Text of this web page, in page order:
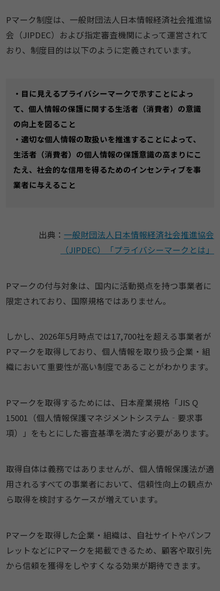
Pマーク制度は、一般財団法人日本情報経済社会推進協
会（JIPDEC）および指定審査機関によって運営されて
おり、制度目的は以下のように定義されています。
・目に見えるプライバシーマークで示すことによっ
て、個人情報の保護に関する生活者（消費者）の意識
の向上を図ること
・適切な個人情報の取扱いを推進することによって、
生活者（消費者）の個人情報の保護意識の高まりにこ
たえ、社会的な信用を得るためのインセンティブを事
業者に与えること
出典：一般財団法人日本情報経済社会推進協会
（JIPDEC）「プライバシーマークとは」
Pマークの付与対象は、国内に活動拠点を持つ事業者に
限定されており、国際規格ではありません。
しかし、2026年5月時点では17,700社を超える事業者が
Pマークを取得しており、個人情報を取り扱う企業・組
織において重要性が高い制度であることがわかります。
Pマークを取得するためには、日本産業規格「JIS Q
15001（個人情報保護マネジメントシステム‐要求事
項）」をもとにした審査基準を満たす必要があります。
取得自体は義務ではありませんが、個人情報保護法が適
用されるすべての事業者において、信頼性向上の観点か
ら取得を検討するケースが増えています。
Pマークを取得した企業・組織は、自社サイトやパンフ
レットなどにPマークを掲載できるため、顧客や取引先
から信頼を獲得をしやすくなる効果が期待できます。